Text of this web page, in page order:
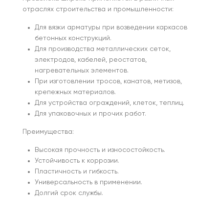
отраслях строительства и промышленности:
Для вязки арматуры при возведении каркасов
бетонных конструкций.
Для производства металлических сеток,
электродов, кабелей, реостатов,
нагревательных элементов.
При изготовлении тросов, канатов, метизов,
крепежных материалов.
Для устройства ограждений, клеток, теплиц.
Для упаковочных и прочих работ.
Преимущества:
Высокая прочность и износостойкость.
Устойчивость к коррозии.
Пластичность и гибкость.
Универсальность в применении.
Долгий срок службы.